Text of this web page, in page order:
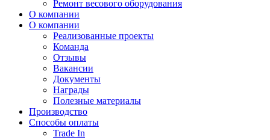
Ремонт весового оборудования
О компании
О компании
Реализованные проекты
Команда
Отзывы
Вакансии
Документы
Награды
Полезные материалы
Производство
Способы оплаты
Trade In